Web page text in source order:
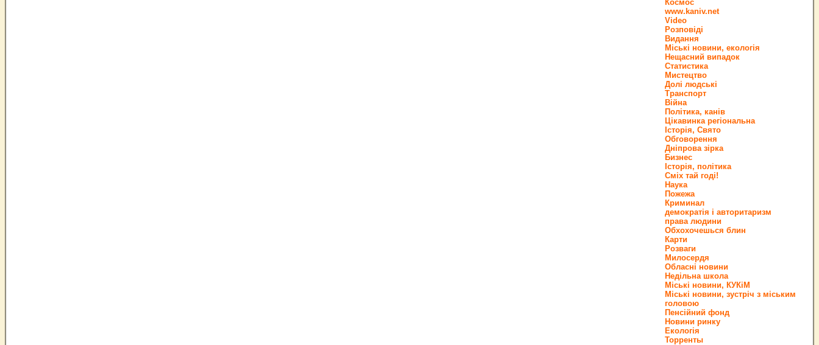
Космос
www.kaniv.net
Video
Розповіді
Видання
Міські новини, екологія
Нещасний випадок
Статистика
Мистецтво
Долі людські
Транспорт
Війна
Політика, канів
Цікавинка регіональна
Історія, Свято
Обговорення
Дніпрова зірка
Бизнес
Історія, політика
Сміх тай годі!
Наука
Пожежа
Криминал
демократія і авторитаризм
права людини
Обхохочешься блин
Карти
Розваги
Милосердя
Обласні новини
Недільна школа
Міські новини, КУКіМ
Міські новини, зустріч з міським
головою
Пенсійний фонд
Новини ринку
Екологія
Торренты